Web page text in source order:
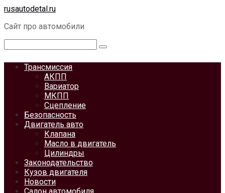
Перейти
контенту
rusautodetal.ru
Сайт про автомобили
Трансмиссия
АКПП
Вариатор
МКПП
Сцепление
Безопасность
Двигатель авто
Клапана
Масло в двигатель
Цилиндры
Законодательство
Кузов двигателя
Новости